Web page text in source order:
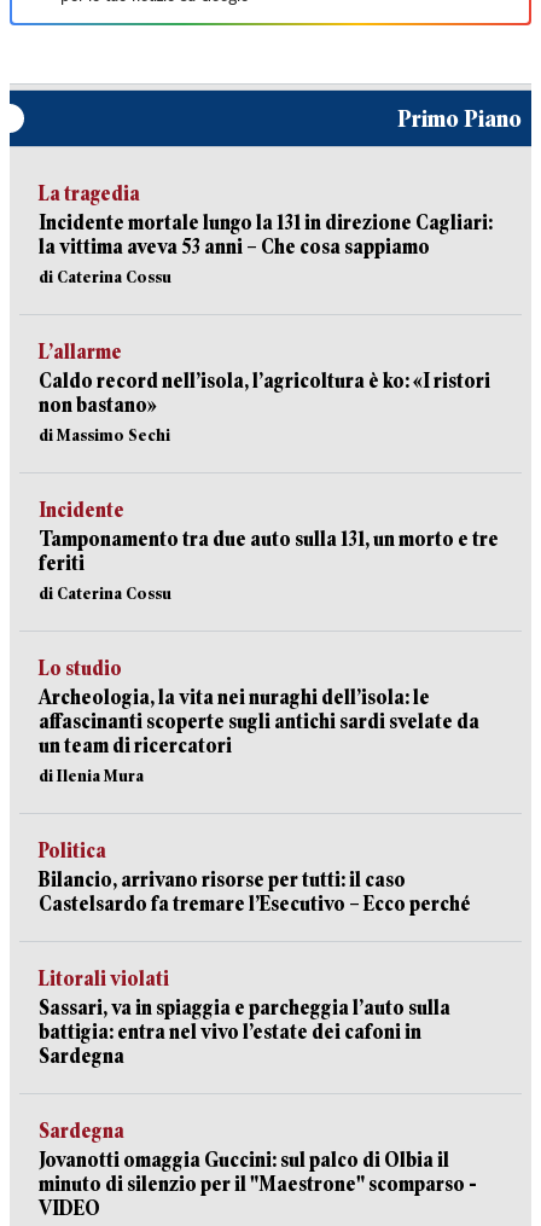
Primo Piano
La tragedia
Incidente mortale lungo la 131 in direzione Cagliari:
la vittima aveva 53 anni – Che cosa sappiamo
di Caterina Cossu
L’allarme
Caldo record nell’isola, l’agricoltura è ko: «I ristori
non bastano»
di Massimo Sechi
Incidente
Tamponamento tra due auto sulla 131, un morto e tre
feriti
di Caterina Cossu
Lo studio
Archeologia, la vita nei nuraghi dell’isola: le
affascinanti scoperte sugli antichi sardi svelate da
un team di ricercatori
di Ilenia Mura
Politica
Bilancio, arrivano risorse per tutti: il caso
Castelsardo fa tremare l’Esecutivo – Ecco perché
Litorali violati
Sassari, va in spiaggia e parcheggia l’auto sulla
battigia: entra nel vivo l’estate dei cafoni in
Sardegna
Sardegna
Jovanotti omaggia Guccini: sul palco di Olbia il
minuto di silenzio per il "Maestrone" scomparso -
VIDEO